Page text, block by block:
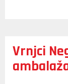
Vrnjci